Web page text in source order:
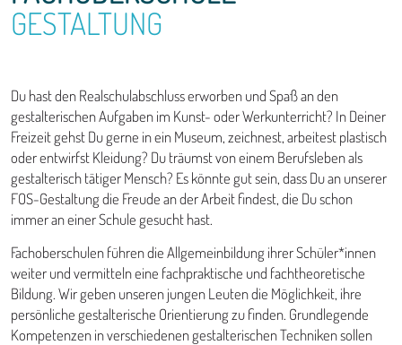
GESTALTUNG
Du hast den Realschulabschluss erworben und Spaß an den
gestalterischen Aufgaben im Kunst- oder Werkunterricht? In Deiner
Freizeit gehst Du gerne in ein Museum, zeichnest, arbeitest plastisch
oder entwirfst Kleidung? Du träumst von einem Berufsleben als
gestalterisch tätiger Mensch? Es könnte gut sein, dass Du an unserer
FOS-Gestaltung die Freude an der Arbeit findest, die Du schon
immer an einer Schule gesucht hast.
Fachoberschulen führen die Allgemeinbildung ihrer Schüler*innen
weiter und vermitteln eine fachpraktische und fachtheoretische
Bildung. Wir geben unseren jungen Leuten die Möglichkeit, ihre
persönliche gestalterische Orientierung zu finden. Grundlegende
Kompetenzen in verschiedenen gestalterischen Techniken sollen